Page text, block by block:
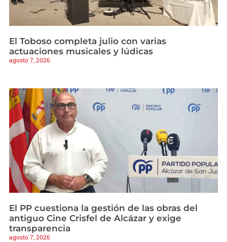
El Toboso completa julio con varias
actuaciones musicales y lúdicas
agosto 7, 2026
El PP cuestiona la gestión de las obras del
antiguo Cine Crisfel de Alcázar y exige
transparencia
agosto 7, 2026